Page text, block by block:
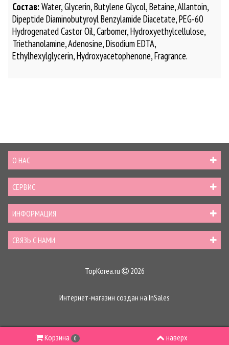
Состав:Water, Glycerin, Butylene Glycol, Betaine, Allantoin,
Dipeptide Diaminobutyroyl Benzylamide Diacetate, PEG-60
Hydrogenated Castor Oil, Carbomer, Hydroxyethylcellulose,
Triethanolamine, Adenosine, Disodium EDTA,
Ethylhexylglycerin, Hydroxyacetophenone, Fragrance.
О НАС
СЕРВИС
ИНФОРМАЦИЯ
СВЯЗЬ С НАМИ
TopKorea.ru 2026
Интернет-магазин создан на InSales
Корзина 0 наверх